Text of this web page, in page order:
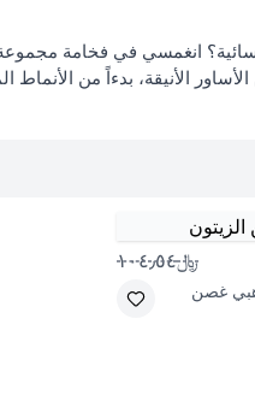
انغمسي في فخامة
الأساور الأنيقة، بدءاً من
﷼١٠٤٫٥٤
غصن